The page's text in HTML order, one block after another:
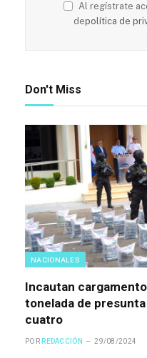
Al regístrate
depolítica de
Don't Miss
NACIONALES
Incautan
tonelada de
cuatro
POR REDACCIÓN 29/08/2024